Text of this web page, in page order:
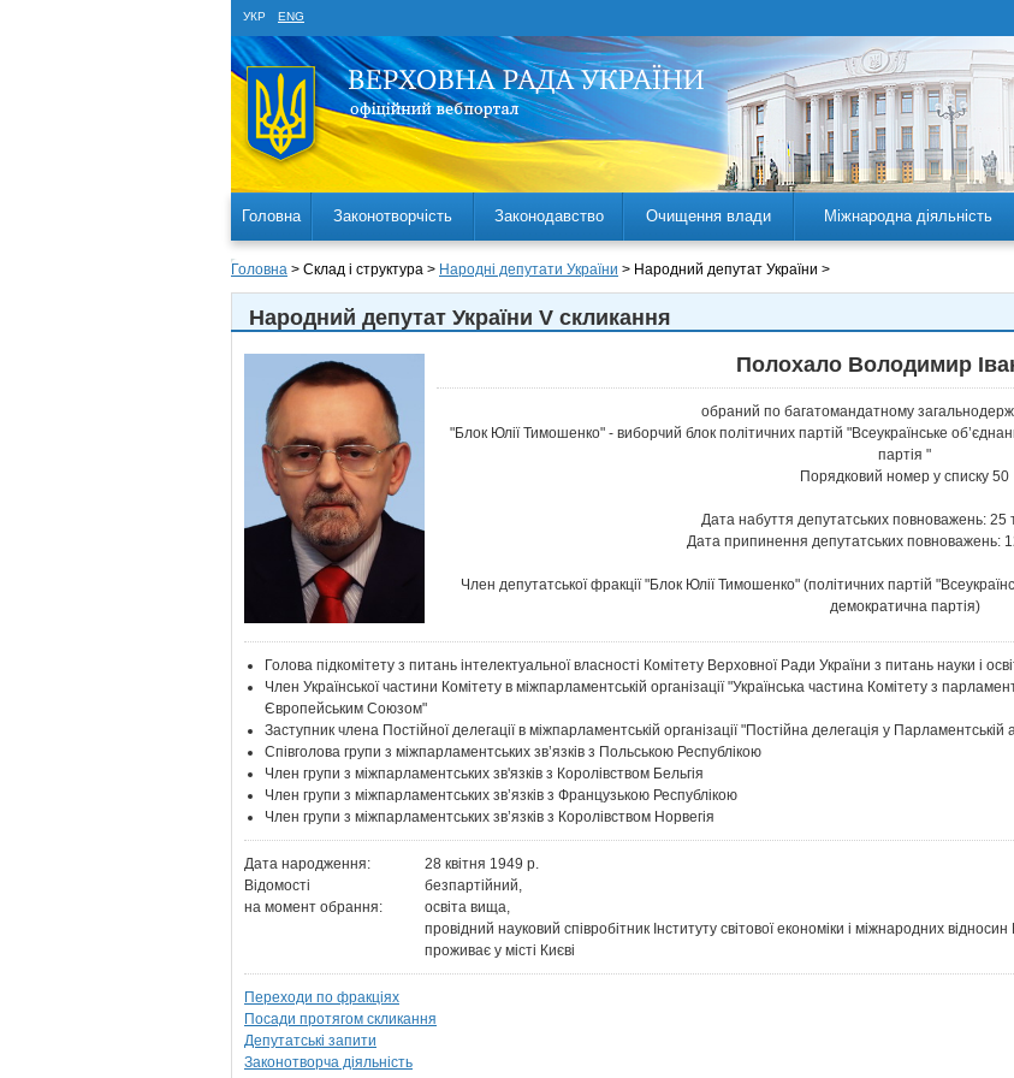
УКР ENG
Головна Законотворчість Законодавство Очищення влади Міжнародна діяльність
Головна > Склад і структура > Народні депутати України > Народний депутат України >
Народний депутат України V скликання
Полохало Володимир
обраний по багатомандатному
"Блок Юлії Тимошенко" - виборчий блок політичних партій "Всеукраїнське
партія "
Порядковий номер у списку 50
Дата набуття депутатських повноважень: 25
Дата припинення депутатських повноважень:
Член депутатської фракції "Блок Юлії Тимошенко" (політичних партій
демократична партія)
Голова підкомітету з питань інтелектуальної власності Комітету Верховної Ради України з питань науки i
Член Української частини Комітету в міжпарламентській організації "Українська частина Комітету з
Європейським Союзом"
Заступник члена Постійної делегації в міжпарламентській організації "Постійна делегація у
Співголова групи з міжпарламентських зв’язків з Польською Республікою
Член групи з міжпарламентських зв'язків з Королівством Бельгія
Член групи з міжпарламентських зв’язків з Французькою Республікою
Член групи з міжпарламентських зв’язків з Королівством Норвегія
Дата народження:
28 квітня 1949 р.
Відомості
на момент обрання:
безпартійний,
освіта вища,
провідний науковий співробітник Інституту світової економіки і міжнародних
проживає у місті Києві
Переходи по фракціях
Посади протягом скликання
Депутатські запити
Законотворча діяльність